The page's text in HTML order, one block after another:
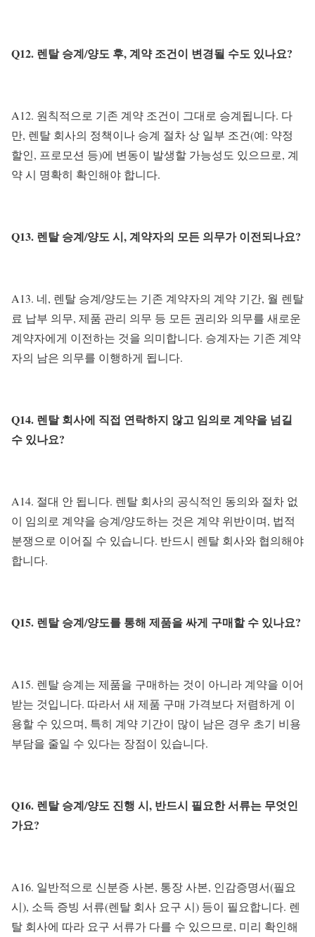
Q12. 렌탈 승계/양도 후, 계약 조건이 변경될 수도 있나요?
A12. 원칙적으로 기존 계약 조건이 그대로 승계됩니다. 다
만, 렌탈 회사의 정책이나 승계 절차 상 일부 조건(예: 약정
할인, 프로모션 등)에 변동이 발생할 가능성도 있으므로, 계
약 시 명확히 확인해야 합니다.
Q13. 렌탈 승계/양도 시, 계약자의 모든 의무가 이전되나요?
A13. 네, 렌탈 승계/양도는 기존 계약자의 계약 기간, 월 렌탈
료 납부 의무, 제품 관리 의무 등 모든 권리와 의무를 새로운
계약자에게 이전하는 것을 의미합니다. 승계자는 기존 계약
자의 남은 의무를 이행하게 됩니다.
Q14. 렌탈 회사에 직접 연락하지 않고 임의로 계약을 넘길
수 있나요?
A14. 절대 안 됩니다. 렌탈 회사의 공식적인 동의와 절차 없
이 임의로 계약을 승계/양도하는 것은 계약 위반이며, 법적
분쟁으로 이어질 수 있습니다. 반드시 렌탈 회사와 협의해야
합니다.
Q15. 렌탈 승계/양도를 통해 제품을 싸게 구매할 수 있나요?
A15. 렌탈 승계는 제품을 구매하는 것이 아니라 계약을 이어
받는 것입니다. 따라서 새 제품 구매 가격보다 저렴하게 이
용할 수 있으며, 특히 계약 기간이 많이 남은 경우 초기 비용
부담을 줄일 수 있다는 장점이 있습니다.
Q16. 렌탈 승계/양도 진행 시, 반드시 필요한 서류는 무엇인
가요?
A16. 일반적으로 신분증 사본, 통장 사본, 인감증명서(필요
시), 소득 증빙 서류(렌탈 회사 요구 시) 등이 필요합니다. 렌
탈 회사에 따라 요구 서류가 다를 수 있으므로, 미리 확인해